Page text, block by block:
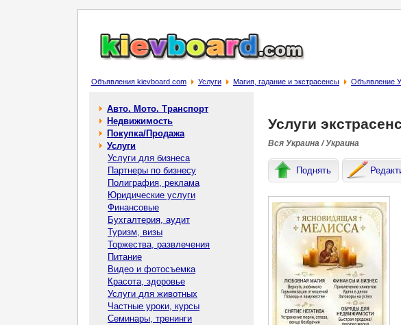
Объявления kievboard.com Услуги Магия, гадание и экстрасенсы Объявление
Авто. Мото. Транспорт
Недвижимость
Покупка/Продажа
Услуги
Услуги для бизнеса
Партнеры по бизнесу
Полиграфия, реклама
Юридические услуги
Финансовые
Бухгалтерия, аудит
Туризм, визы
Торжества, развлечения
Питание
Видео и фотосъемка
Красота, здоровье
Услуги для животных
Частные уроки, курсы
Семинары, тренинги
Услуги
Вся Украина / Украина
Поднять